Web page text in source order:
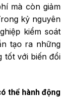
mà còn giảm
kỷ nguyên
kiểm soát
tạo ra những
tốt với biến đổi
thể hành động